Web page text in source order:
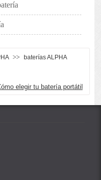
>>
baterías ALPHA
elegir tu batería portátil